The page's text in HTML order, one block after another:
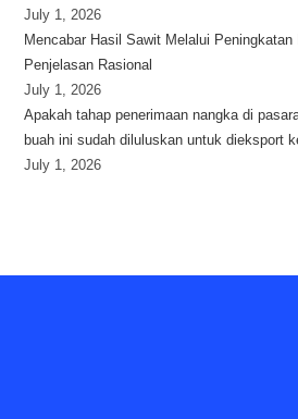
July 1, 2026
Mencabar Hasil Sawit Melalui
Penjelasan Rasional
July 1, 2026
Apakah tahap penerimaan nangka di
buah ini sudah diluluskan untuk dieksport
July 1, 2026